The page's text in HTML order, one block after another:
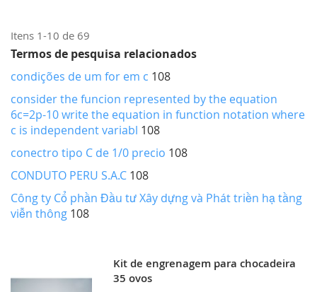
Itens 1-10 de 69
Termos de pesquisa relacionados
condições de um for em c 108
consider the funcion represented by the equation
6c=2p-10 write the equation in function notation where
c is independent variabl 108
conectro tipo C de 1/0 precio 108
CONDUTO PERU S.A.C 108
Công ty Cổ phần Đầu tư Xây dựng và Phát triền hạ tầng
viễn thông 108
Kit de engrenagem para chocadeira
35 ovos